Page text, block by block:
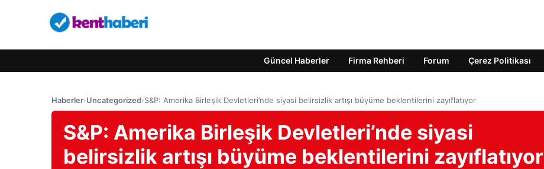
Güncel Haberler Firma Rehberi Forum Çerez Politikası
Haberler›Uncategorized›S&P: Amerika Birleşik Devletleri’nde siyasi belirsizlik artışı büyüme beklentilerini zayıflatıyor
S&P: Amerika Birleşik Devletleri’nde siyasi
belirsizlik artışı büyüme beklentilerini zayıflatıyor